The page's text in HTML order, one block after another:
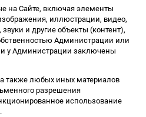
на Сайте, включая элементы
иллюстрации, видео,
и другие объекты (контент),
Администрации или
у Администрации заключены
также любых иных материалов
разрешения
использование